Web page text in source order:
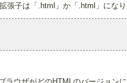
子は「.html」か「.html」になり